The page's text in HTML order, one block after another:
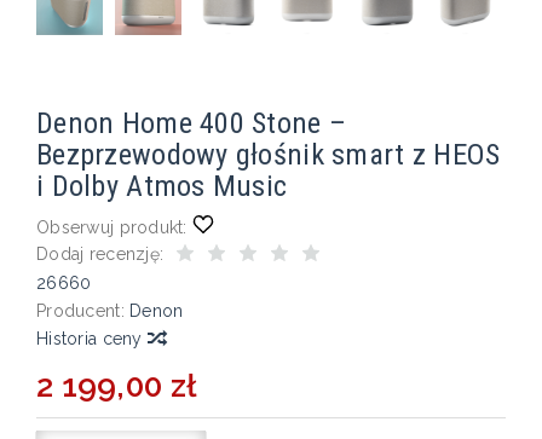
Denon Home 400 Stone –
Bezprzewodowy głośnik smart z HEOS
i Dolby Atmos Music
Obserwuj produkt:
Dodaj recenzję:
26660
Producent: Denon
Historia ceny
2 199,00 zł